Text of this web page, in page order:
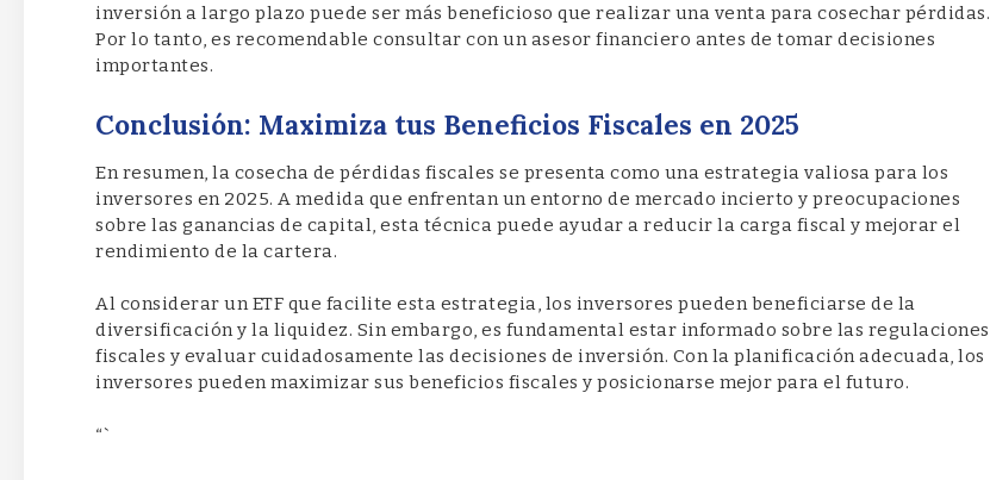
inversión a largo plazo puede ser más beneficioso que realizar una venta para cosechar pérdidas.
Por lo tanto, es recomendable consultar con un asesor financiero antes de tomar decisiones
importantes.
Conclusión: Maximiza tus Beneficios Fiscales en 2025
En resumen, la cosecha de pérdidas fiscales se presenta como una estrategia valiosa para los
inversores en 2025. A medida que enfrentan un entorno de mercado incierto y preocupaciones
sobre las ganancias de capital, esta técnica puede ayudar a reducir la carga fiscal y mejorar el
rendimiento de la cartera.
Al considerar un ETF que facilite esta estrategia, los inversores pueden beneficiarse de la
diversificación y la liquidez. Sin embargo, es fundamental estar informado sobre las regulaciones
fiscales y evaluar cuidadosamente las decisiones de inversión. Con la planificación adecuada, los
inversores pueden maximizar sus beneficios fiscales y posicionarse mejor para el futuro.
“`